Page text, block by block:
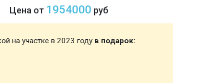
Цена от 1954000 руб
на участке в 2023 году в подарок: